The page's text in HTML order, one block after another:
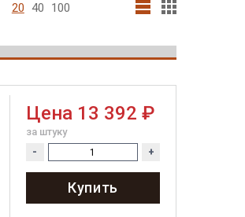
20 40 100
Цена 13 392 ₽
за штуку
- +
Купить